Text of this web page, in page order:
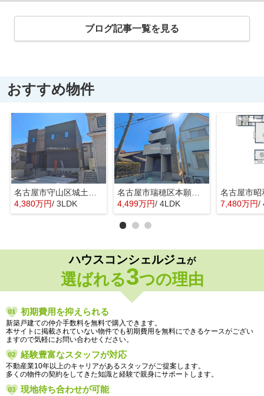
ブログ記事一覧を見る
おすすめ物件
名古屋市守山区城土町22【仲介手数料無料】新築一戸建て 1号棟
4,380万円/ 3LDK
名古屋市瑞穂区本願寺町１丁目16【仲介手数料無料】新築一戸建て 1号棟
4,499万円/ 4LDK 7,480万円/
ハウスコンシェルジュが
選ばれる3つの理由
初期費用を抑えられる
新築戸建ての仲介手数料を無料で購入できます。
本サイトに掲載されていない物件でも初期費用を無料にできるケースがござい
ますので気軽にお問い合わせください。
経験豊富なスタッフが対応
不動産業10年以上のキャリアがあるスタッフがご提案します。
多くの物件の契約をしてきた知識と経験で親身にサポートします。
現地待ち合わせが可能